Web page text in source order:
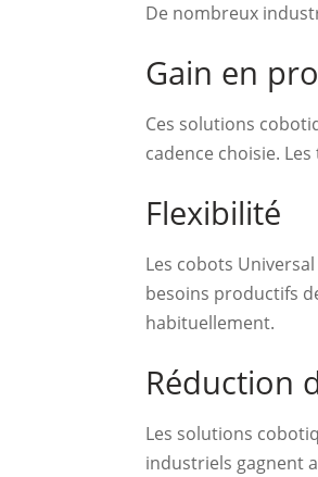
De nombreux
Gain en
Ces solutions
cadence choisie.
Flexibilité
Les cobots
besoins productifs
habituellement.
Réduction
Les solutions
industriels gagnent